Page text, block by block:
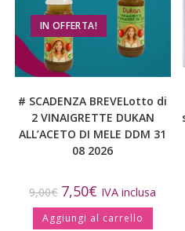
IN OFFERTA!
# SCADENZA BREVELotto di
2 VINAIGRETTE DUKAN
ALL’ACETO DI MELE DDM 31
08 2026
9,00€ 7,50€ IVA inclusa
Aggiungi al carrello